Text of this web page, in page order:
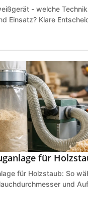
- welche
Einsatz? Klare
für
für Holzstaub: So
und